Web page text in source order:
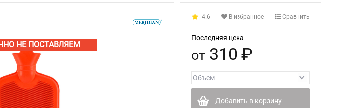
НЕ ПОСТАВЛЯЕМ
4.6 В избранное Сравнить
Последняя цена
от310 ₽
Добавить в корзину